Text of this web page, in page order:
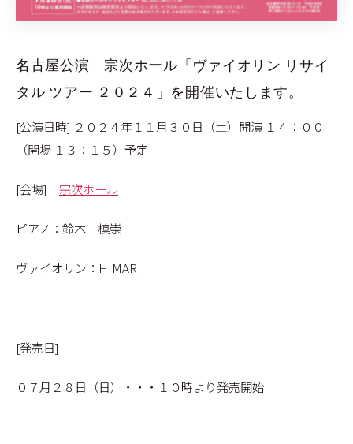
名古屋公演 宗次ホール「ヴァイオリン リサイ
タル ツアー ２０２４」を開催いたします。
[公演日時] ２０２４年１１月３０日（土）開演 １４：００
（開場 １３：１５）予定
[会場] 宗次ホール
ピアノ：鈴木 槙崇
ヴァイオリン：HIMARI
[発売日]
０７月２８日（日）・・・１０時より発売開始